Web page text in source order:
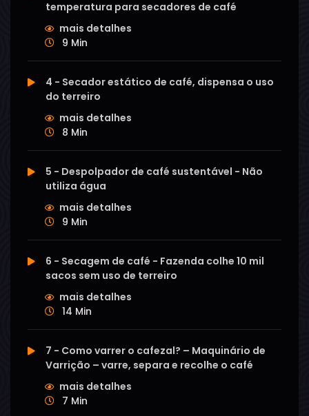
temperatura para secadores de café
mais detalhes
9 Min
4 - Secador estático de café, dispensa o uso
do terreiro
mais detalhes
8 Min
5 - Despolpador de café sustentável - Não
utiliza água
mais detalhes
9 Min
6 - Secagem de café - Fazenda colhe 10 mil
sacos sem uso de terreiro
mais detalhes
14 Min
7 - Como varrer o cafezal? – Maquinário de
Varrição – varre, separa e recolhe o café
mais detalhes
7 Min